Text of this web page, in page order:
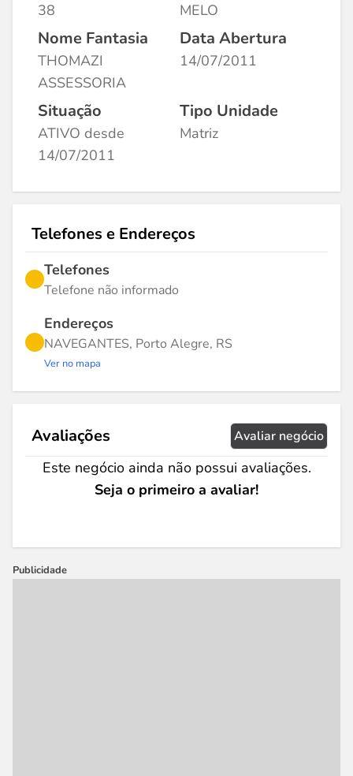
38
MELO
Nome Fantasia
THOMAZI
ASSESSORIA
Data Abertura
14/07/2011
Situação
ATIVO desde
14/07/2011
Tipo Unidade
Matriz
Telefones e Endereços
Telefones
Telefone não informado
Endereços
NAVEGANTES, Porto Alegre, RS
Ver no mapa
Avaliações Avaliar negócio
Este negócio ainda não possui avaliações.
Seja o primeiro a avaliar!
Publicidade